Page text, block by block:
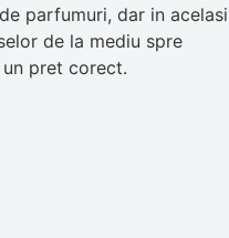
parfumuri, dar in acelasi
de la mediu spre
pret corect.